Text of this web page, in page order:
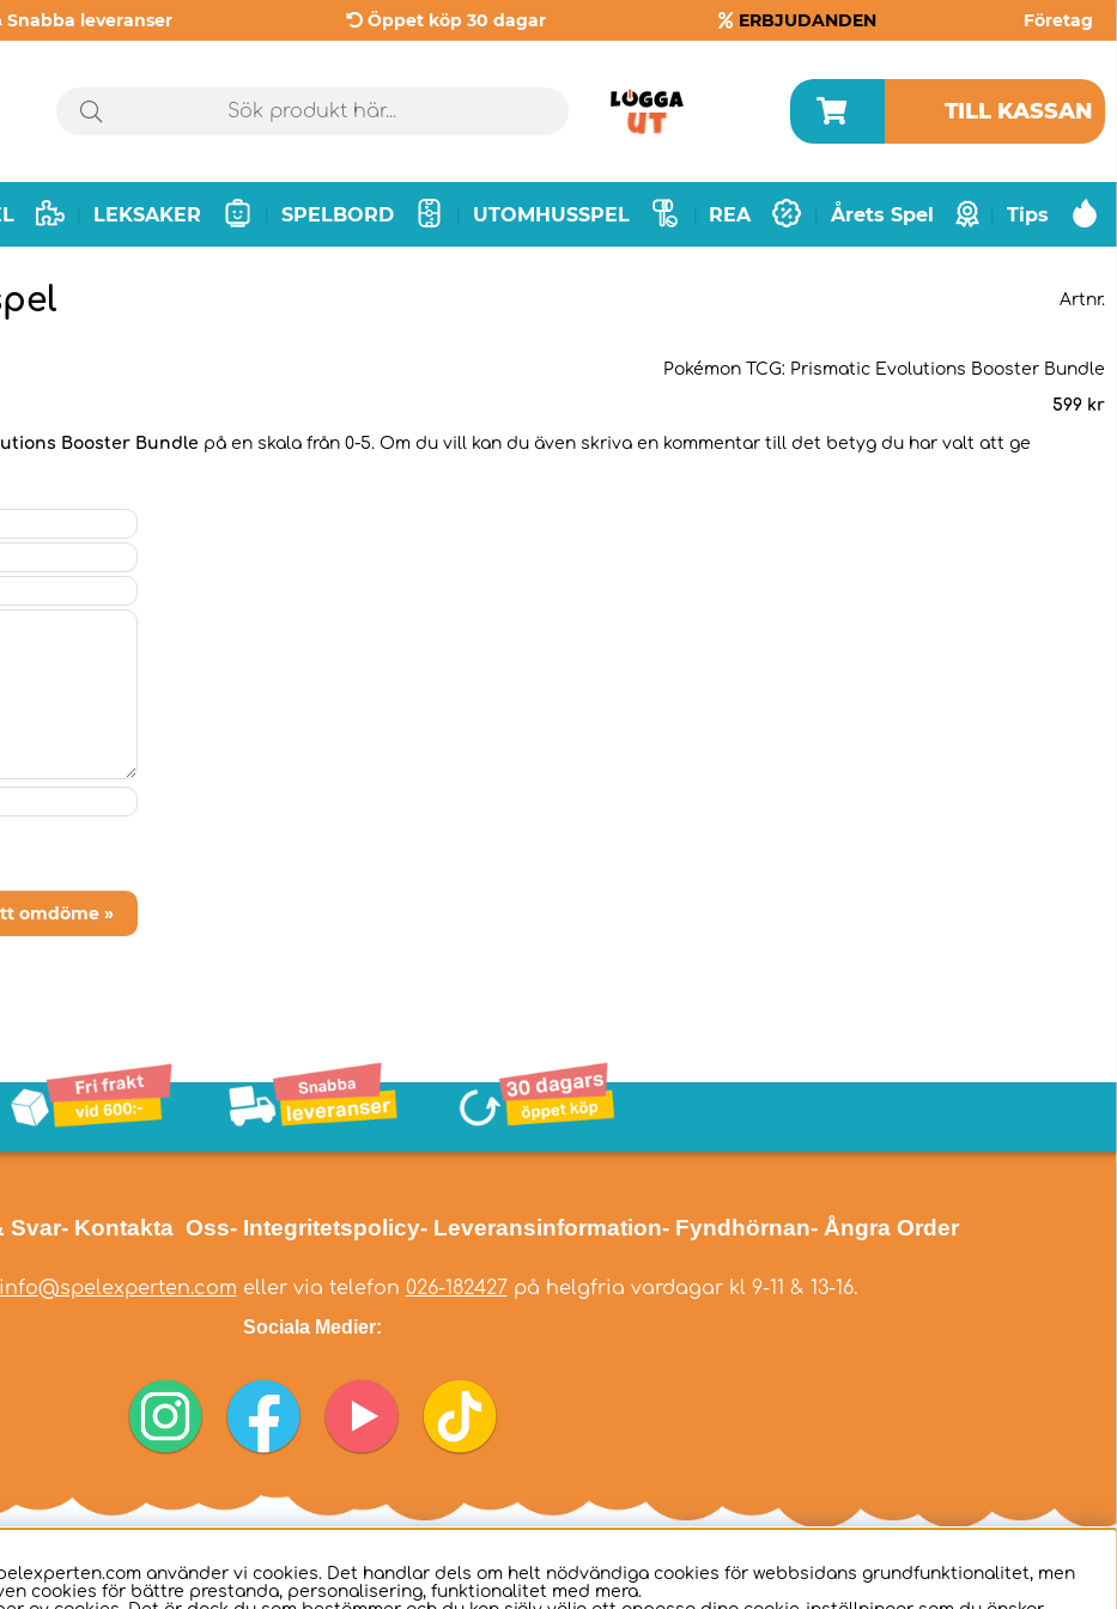
Snabba leveranser Öppet köp 30 dagar ERBJUDANDEN Företag
TILL KASSAN
LEKSAKER SPELBORD UTOMHUSSPEL REA Årets Spel Tips
Artnr.
Pokémon TCG: Prismatic Evolutions Booster Bundle
599 kr
Booster Bundle på en skala från 0-5. Om du vill kan du även skriva en kommentar till det betyg du har valt att ge
omdöme »
Svar- Kontakta Oss- Integritetspolicy- Leveransinformation- Fyndhörnan- Ångra Order
info@spelexperten.com eller via telefon 026-182427på helgfria vardagar kl 9-11 & 13-16.
Sociala Medier:
använder vi cookies. Det handlar dels om helt nödvändiga cookies för webbsidans grundfunktionalitet, men
cookies för bättre prestanda, personalisering, funktionalitet med mera.